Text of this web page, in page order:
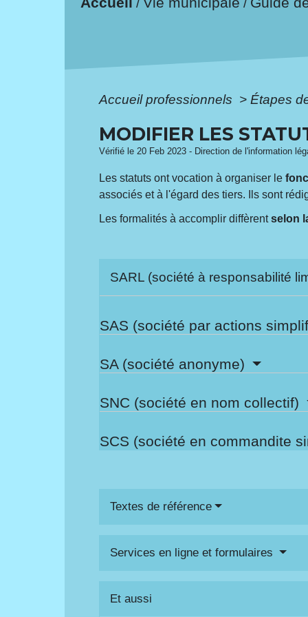
/ /
Accueil professionnels > Étapes
MODIFIER LES
Vérifié le 20 Feb 2023 - Direction de l'information
Les statuts ont vocation à organiser le
associés et à l'égard des tiers. Ils sont
Les formalités à accomplir diffèrentselon
SARL (société à responsabilité
SAS (société par actions
SA (société anonyme)
SNC (société en nom collectif)
SCS (société en commandite
Textes de référence
Services en ligne et formulaires
Et aussi